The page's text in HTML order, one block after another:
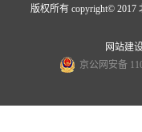
的。
版权所有 copyright© 2017
网站建
京公网安备